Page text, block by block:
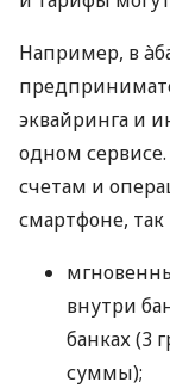
Например, в
эквайринга и
одном
счетам и
смартфоне,
внутри
банках (3
суммы);